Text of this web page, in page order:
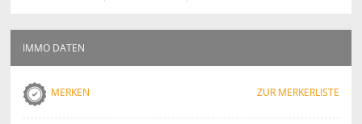
IMMO DATEN
MERKEN ZUR MERKERLISTE